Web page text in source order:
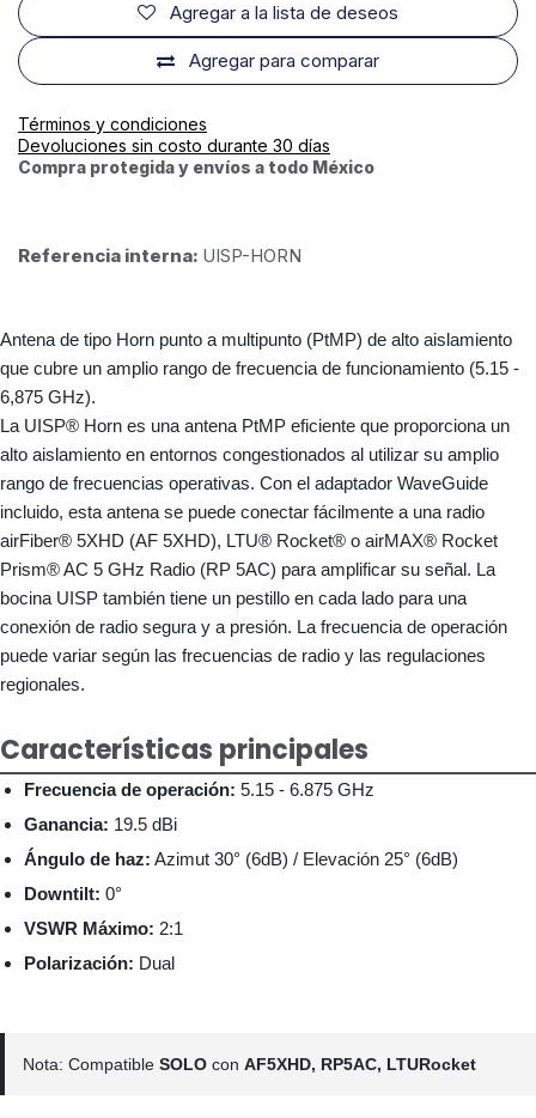
Agregar para comparar
Agregar a la lista de deseos
Términos y condiciones
Devoluciones sin costo durante 30 días
Compra protegida y envíos a todo México
Referencia interna: UISP-HORN
Antena de tipo Horn punto a multipunto (PtMP) de alto aislamiento
que cubre un amplio rango de frecuencia de funcionamiento (5.15 -
6,875 GHz).
La UISP® Horn es una antena PtMP eficiente que proporciona un
alto aislamiento en entornos congestionados al utilizar su amplio
rango de frecuencias operativas. Con el adaptador WaveGuide
incluido, esta antena se puede conectar fácilmente a una radio
airFiber® 5XHD (AF 5XHD), LTU® Rocket® o airMAX® Rocket
Prism® AC 5 GHz Radio (RP 5AC) para amplificar su señal. La
bocina UISP también tiene un pestillo en cada lado para una
conexión de radio segura y a presión. La frecuencia de operación
puede variar según las frecuencias de radio y las regulaciones
regionales.
Características principales
Frecuencia de operación: 5.15 - 6.875 GHz
Ganancia: 19.5 dBi
Ángulo de haz: Azimut 30° (6dB) / Elevación 25° (6dB)
Downtilt: 0°
VSWR Máximo: 2:1
Polarización: Dual
Nota: Compatible SOLO con AF5XHD, RP5AC, LTURocket